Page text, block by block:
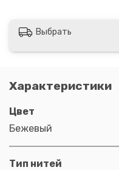
Выбрать
Характеристики
Цвет
Бежевый
Тип нитей